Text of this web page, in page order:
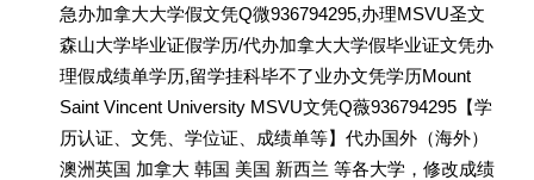
急办加拿大大学假文凭Q微936794295,办理MSVU圣文
森山大学毕业证假学历/代办加拿大大学假毕业证文凭办
理假成绩单学历,留学挂科毕不了业办文凭学历Mount
Saint Vincent University MSVU文凭Q薇936794295【学
历认证、文凭、学位证、成绩单等】代办国外（海外）
澳洲英国 加拿大 韩国 美国 新西兰 等各大学，修改成绩